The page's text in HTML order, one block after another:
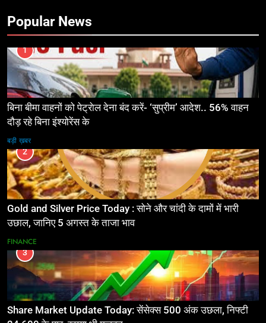
Popular News
1
बिना बीमा वाहनों को पेट्राेल देना बंद करें- ‘सुप्रीम’ आदेश.. 56% वाहन
दौड़ रहे बिना इंश्योरेंस के
बड़ी ख़बर
2
Gold and Silver Price Today : सोने और चांदी के दामों में भारी
उछाल, जानिए 5 अगस्त के ताजा भाव
FINANCE
3
Share Market Update Today: सेंसेक्स 500 अंक उछला, निफ्टी